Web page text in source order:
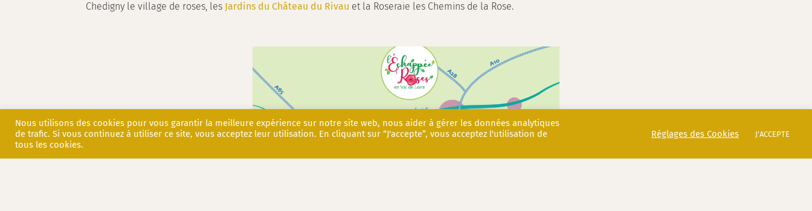
Chedigny le village de roses, les Jardins du Château du Rivau et la Roseraie les Chemins de la Rose.
Nous utilisons des cookies pour vous garantir la meilleure expérience sur notre site web, nous aider à gérer les données analytiques
de trafic. Si vous continuez à utiliser ce site, vous acceptez leur utilisation. En cliquant sur “J'accepte”, vous acceptez l'utilisation de
tous les cookies.
Réglages des Cookies J'ACCEPTE